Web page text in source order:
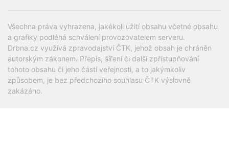
Všechna práva vyhrazena, jakékoli užití obsahu včetné obsahu
a grafiky podléhá schválení provozovatelem serveru.
Drbna.cz využívá zpravodajství ČTK, jehož obsah je chráněn
autorským zákonem. Přepis, šíření či další zpřístupňování
tohoto obsahu či jeho částí veřejnosti, a to jakýmkoliv
způsobem, je bez předchozího souhlasu ČTK výslovně
zakázáno.